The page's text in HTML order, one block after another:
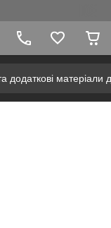
додаткові матеріали